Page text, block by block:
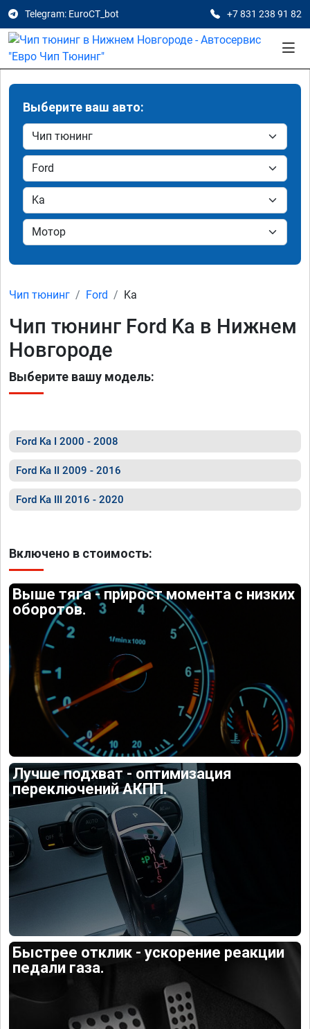
Telegram: EuroCT_bot +7 831 238 91 82
Выберите ваш авто:
Чип тюнинг Ford Ka
Чип тюнинг Ford Ka в Нижнем
Новгороде
Выберите вашу модель:
Ford Ka I 2000 - 2008
Ford Ka II 2009 - 2016
Ford Ka III 2016 - 2020
Включено в стоимость:
Выше тяга - прирост момента с низких
оборотов.
Лучше подхват - оптимизация
переключений АКПП.
Быстрее отклик - ускорение реакции
педали газа.